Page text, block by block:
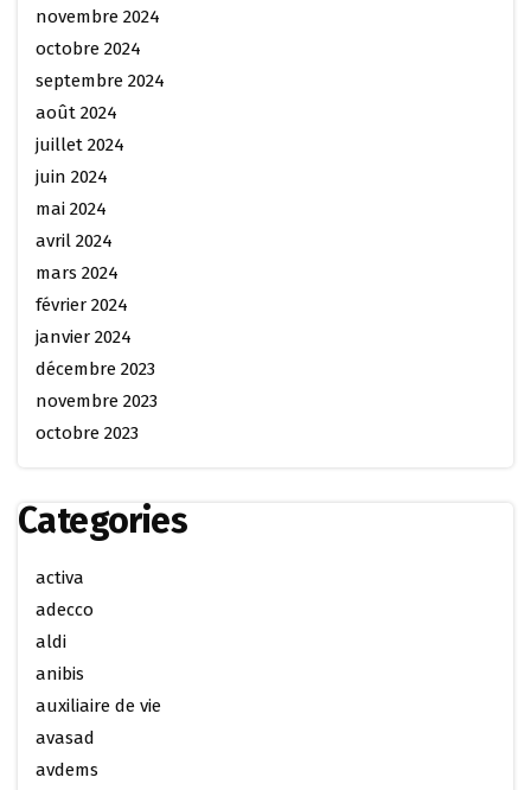
novembre 2024
octobre 2024
septembre 2024
août 2024
juillet 2024
juin 2024
mai 2024
avril 2024
mars 2024
février 2024
janvier 2024
décembre 2023
novembre 2023
octobre 2023
Categories
activa
adecco
aldi
anibis
auxiliaire de vie
avasad
avdems